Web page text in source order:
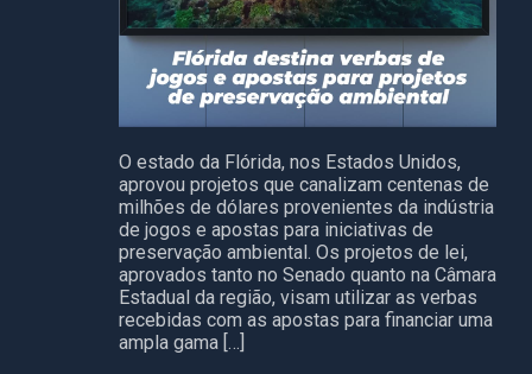
O estado da Flórida, nos Estados Unidos,
aprovou projetos que canalizam centenas de
milhões de dólares provenientes da indústria
de jogos e apostas para iniciativas de
preservação ambiental. Os projetos de lei,
aprovados tanto no Senado quanto na Câmara
Estadual da região, visam utilizar as verbas
recebidas com as apostas para financiar uma
ampla gama […]